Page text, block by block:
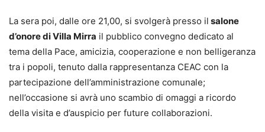
La sera poi, dalle ore 21,00, si svolgerà presso il salone
d’onore di Villa Mirra il pubblico convegno dedicato al
tema della Pace, amicizia, cooperazione e non belligeranza
tra i popoli, tenuto dalla rappresentanza CEAC con la
partecipazione dell’amministrazione comunale;
nell’occasione si avrà uno scambio di omaggi a ricordo
della visita e d’auspicio per future collaborazioni.